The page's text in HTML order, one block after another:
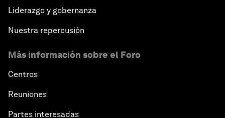
Liderazgo y gobernanza
Nuestra repercusión
Más información sobre el Foro
Centros
Reuniones
Partes interesadas